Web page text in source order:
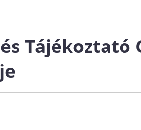
Tájékoztató